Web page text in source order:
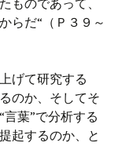
ものであって、
らだ“（Ｐ３９～
げて研究する
のか、そしてそ
葉”で分析する
起するのか、と